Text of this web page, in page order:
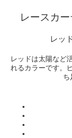
レースカ
レッ
レッドは太陽など
れるカラーです。
ち